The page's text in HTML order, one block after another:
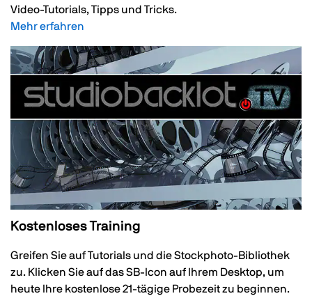
Video-Tutorials, Tipps und Tricks.
Mehr erfahren
Kostenloses Training
Greifen Sie auf Tutorials und die Stockphoto-Bibliothek
zu. Klicken Sie auf das SB-Icon auf Ihrem Desktop, um
heute Ihre kostenlose 21-tägige Probezeit zu beginnen.